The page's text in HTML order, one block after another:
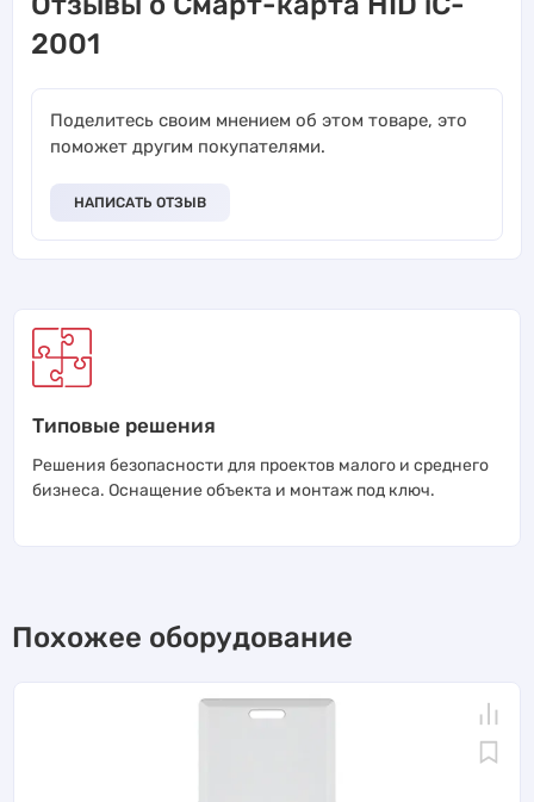
2001
Поделитесь своим мнением об этом товаре, это
поможет другим покупателями.
НАПИСАТЬ ОТЗЫВ
Типовые решения
Решения безопасности для проектов малого и среднего
бизнеса. Оснащение объекта и монтаж под ключ.
Похожее оборудование